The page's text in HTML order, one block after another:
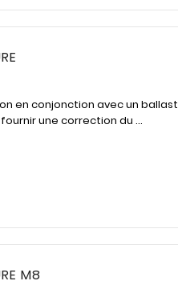
en conjonction avec un ballast
une correction du ...
M8